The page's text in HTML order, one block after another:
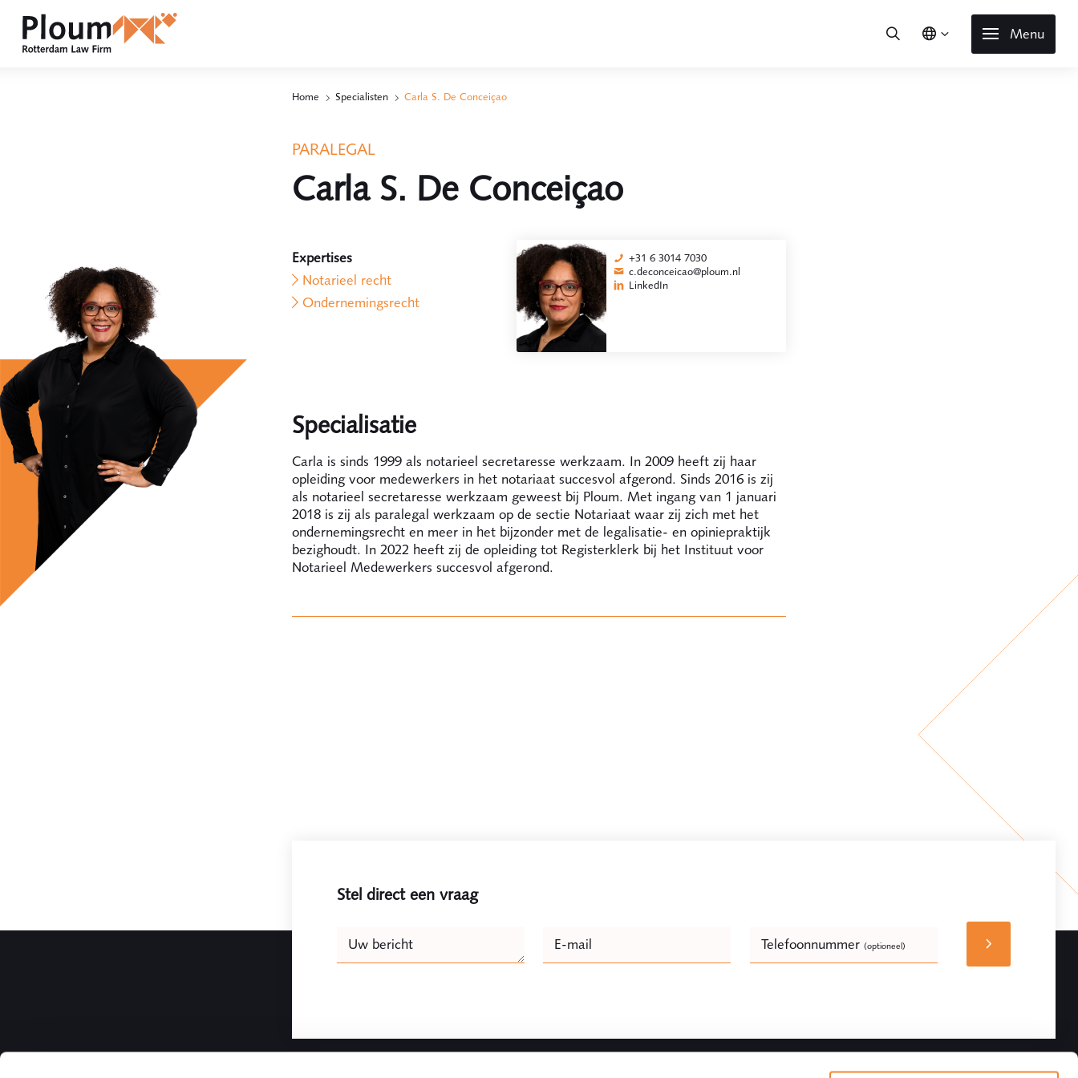
Menu
Home Specialisten Carla S. De Conceiçao
PARALEGAL
Carla S. De Conceiçao
Expertises
Notarieel recht
Ondernemingsrecht
+31 6 3014 7030
c.deconceicao@ploum.nl
LinkedIn
Specialisatie
Carla is sinds 1999 als notarieel secretaresse werkzaam. In 2009 heeft zij haar
opleiding voor medewerkers in het notariaat succesvol afgerond. Sinds 2016 is zij
als notarieel secretaresse werkzaam geweest bij Ploum. Met ingang van 1 januari
2018 is zij als paralegal werkzaam op de sectie Notariaat waar zij zich met het
ondernemingsrecht en meer in het bijzonder met de legalisatie- en opiniepraktijk
bezighoudt. In 2022 heeft zij de opleiding tot Registerklerk bij het Instituut voor
Notarieel Medewerkers succesvol afgerond.
Stel direct een vraag
field
E-mail Telefoonnummer (optioneel)
Uw bericht